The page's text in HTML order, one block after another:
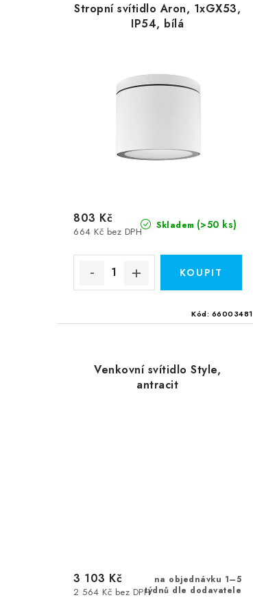
Stropní svítidlo Aron, 1xGX53,
IP54, bílá
Skladem (>50 ks)
664 Kč bez DPH
803 Kč
Kód: 66003481
Venkovní svítidlo Style,
antracit
na objednávku 1–5
týdnů dle dodavatele
2 564 Kč bez DPH
3 103 Kč